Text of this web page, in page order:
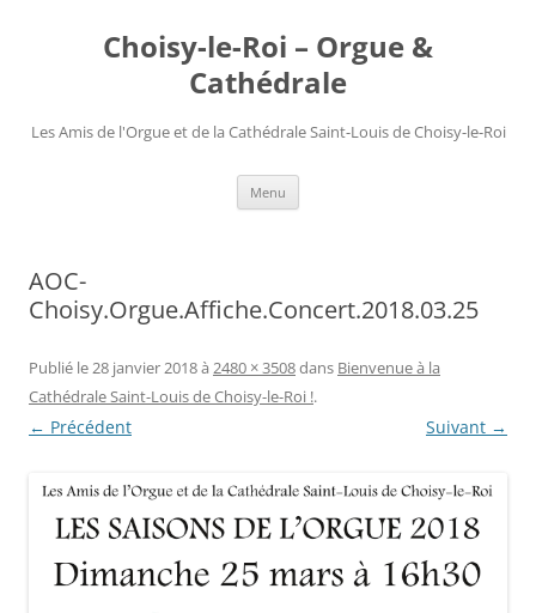
Choisy-le-Roi – Orgue &
Cathédrale
Les Amis de l'Orgue et de la Cathédrale Saint-Louis de Choisy-le-Roi
Menu
AOC-
Choisy.Orgue.Affiche.Concert.2018.03.25
Publié le28 janvier 2018à 2480 × 3508dans Bienvenue à la
Cathédrale Saint-Louis de Choisy-le-Roi !.
← Précédent Suivant →